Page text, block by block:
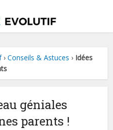
›Conseils & Astuces › Idées
géniales
parents !